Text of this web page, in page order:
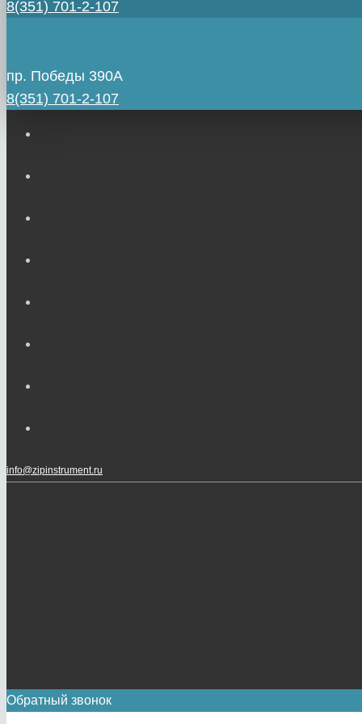
8(351) 701-2-107
пр. Победы 390А
8(351) 701-2-107
info@zipinstrument.ru
Обратный звонок